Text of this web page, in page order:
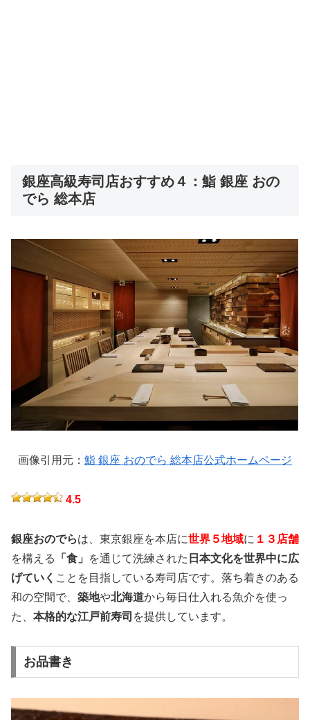
銀座高級寿司店おすすめ４：鮨 銀座 おの
でら 総本店
画像引用元： 鮨 銀座 おのでら 総本店公式ホームページ
4.5
銀座おのでらは、東京銀座を本店に世界５地域に １３店舗
を構える
「食」 を通じて洗練された 日本文化を世界中に広
げていく ことを目指している寿司店です。落ち着きのある
和の空間で、 築地や北海道から毎日仕入れる魚介を使っ
た、 本格的な江戸前寿司 を提供しています。
お品書き